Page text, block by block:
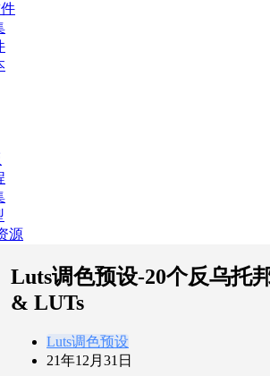
源
Luts调色预设-20个反乌托
& LUTs
Luts调色预设
21年12月31日